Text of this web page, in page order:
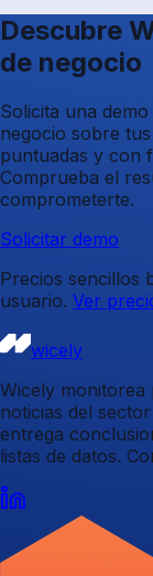
Descubre
de negocio
Solicita una
negocio sobre
puntuadas y con
Comprueba el
comprometerte.
Solicitar demo
Precios sencillos
usuario. Ver
wicely
Wicely monitorea
noticias del
entrega
listas de datos.